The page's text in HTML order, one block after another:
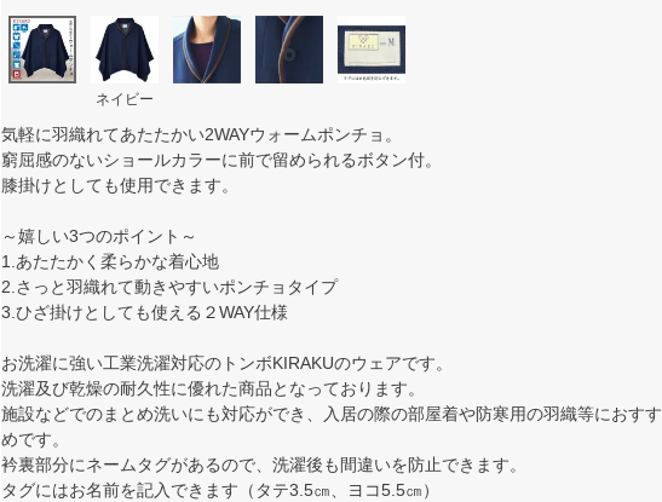
ネイビー
気軽に羽織れてあたたかい2WAYウォームポンチョ。
窮屈感のないショールカラーに前で留められるボタン付。
膝掛けとしても使用できます。
～嬉しい3つのポイント～
1.あたたかく柔らかな着心地
2.さっと羽織れて動きやすいポンチョタイプ
3.ひざ掛けとしても使える２WAY仕様
お洗濯に強い工業洗濯対応のトンボKIRAKUのウェアです。
洗濯及び乾燥の耐久性に優れた商品となっております。
施設などでのまとめ洗いにも対応ができ、入居の際の部屋着や防寒用の羽織等におすす
めです。
衿裏部分にネームタグがあるので、洗濯後も間違いを防止できます。
タグにはお名前を記入できます（タテ3.5㎝、ヨコ5.5㎝）